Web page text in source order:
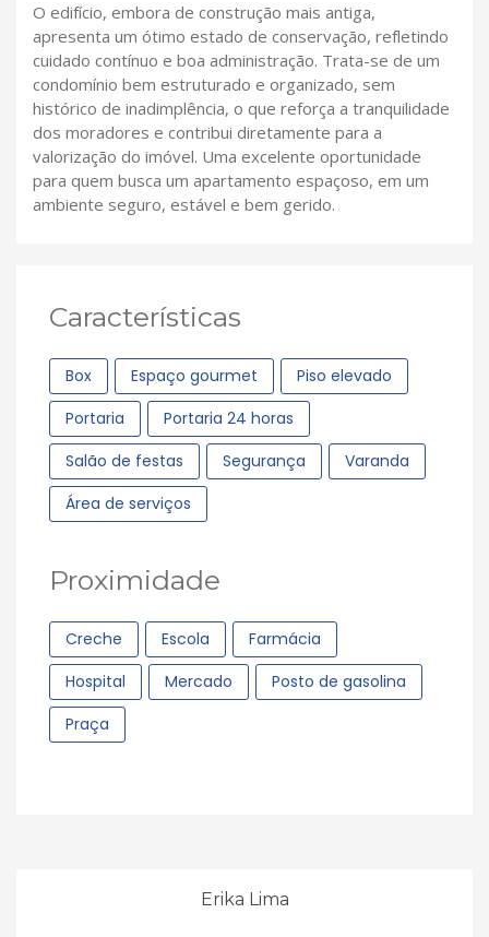
O edifício, embora de construção mais antiga,
apresenta um ótimo estado de conservação, refletindo
cuidado contínuo e boa administração. Trata-se de um
condomínio bem estruturado e organizado, sem
histórico de inadimplência, o que reforça a tranquilidade
dos moradores e contribui diretamente para a
valorização do imóvel. Uma excelente oportunidade
para quem busca um apartamento espaçoso, em um
ambiente seguro, estável e bem gerido.
Características
Box Espaço gourmet
Piso elevado
Portaria
Portaria 24 horas
Salão de festas
Segurança
Varanda
Área de serviços
Proximidade
Creche Escola
Farmácia
Hospital
Mercado
Posto de gasolina
Praça
Erika Lima